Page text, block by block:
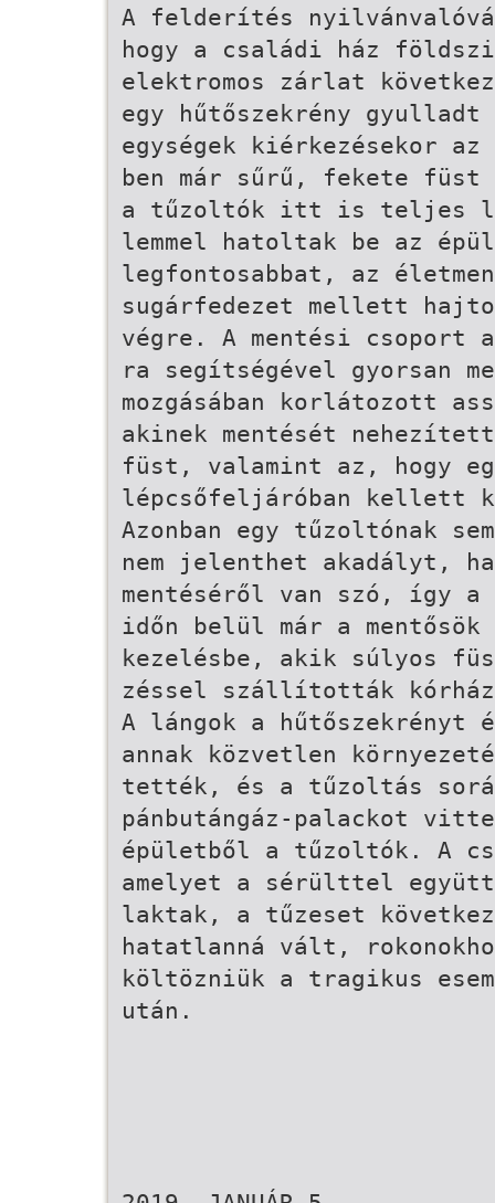
A felderítés
hogy a családi ház
elektromos zárlat
egy hűtőszekrény
egységek kiérkezésekor
ben már sűrű, fekete
a tűzoltók itt is teljes
lemmel hatoltak be az
legfontosabbat, az
sugárfedezet mellett
végre. A mentési csoport a
ra segítségével gyorsan
mozgásában korlátozott
akinek mentését
füst, valamint az, hogy
lépcsőfeljáróban kellett
Azonban egy tűzoltónak
nem jelenthet akadályt,
mentéséről van szó, így
időn belül már a mentősök
kezelésbe, akik súlyos
zéssel szállították
A lángok a hűtőszekrényt
annak közvetlen
tették, és a tűzoltás
pánbutángáz-palackot
épületből a tűzoltók. A
amelyet a sérülttel
laktak, a tűzeset
hatatlanná vált,
költözniük a tragikus
után.